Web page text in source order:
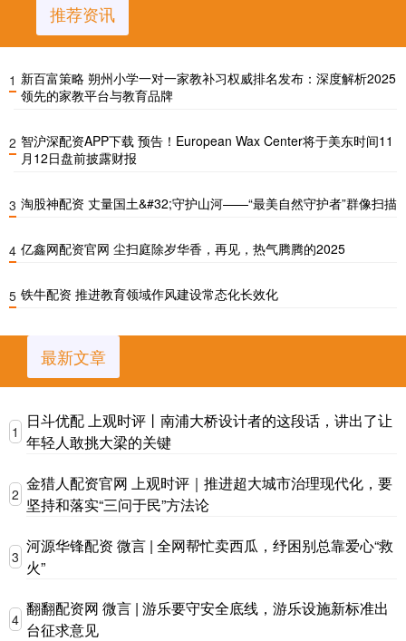
推荐资讯
1 新百富策略 朔州小学一对一家教补习权威排名发布：深度解析2025
领先的家教平台与教育品牌
2 智沪深配资APP下载 预告！European Wax Center将于美东时间11
月12日盘前披露财报
3 淘股神配资 丈量国土&#32;守护山河——“最美自然守护者”群像扫描
4 亿鑫网配资官网 尘扫庭除岁华香，再见，热气腾腾的2025
5 铁牛配资 推进教育领域作风建设常态化长效化
最新文章
1
日斗优配 上观时评丨南浦大桥设计者的这段话，讲出了让
年轻人敢挑大梁的关键
2
金猎人配资官网 上观时评｜推进超大城市治理现代化，要
坚持和落实“三问于民”方法论
3
河源华锋配资 微言 | 全网帮忙卖西瓜，纾困别总靠爱心“救
火”
4
翻翻配资网 微言 | 游乐要守安全底线，游乐设施新标准出
台征求意见